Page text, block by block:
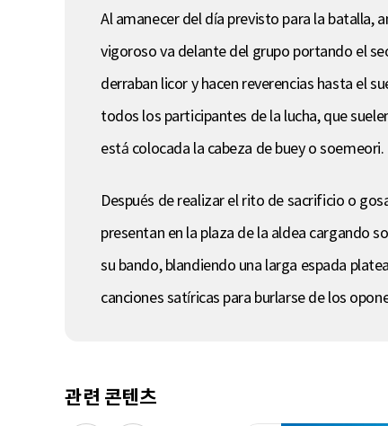
Al amanecer del día previsto para la batalla,
vigoroso va delante del grupo portando el
derraban licor y hacen reverencias hasta el
todos los participantes de la lucha, que
está colocada la cabeza de buey o soemeori.
Después de realizar el rito de sacrificio o
presentan en la plaza de la aldea cargando
su bando, blandiendo una larga espada
canciones satíricas para burlarse de los
관련 콘텐츠